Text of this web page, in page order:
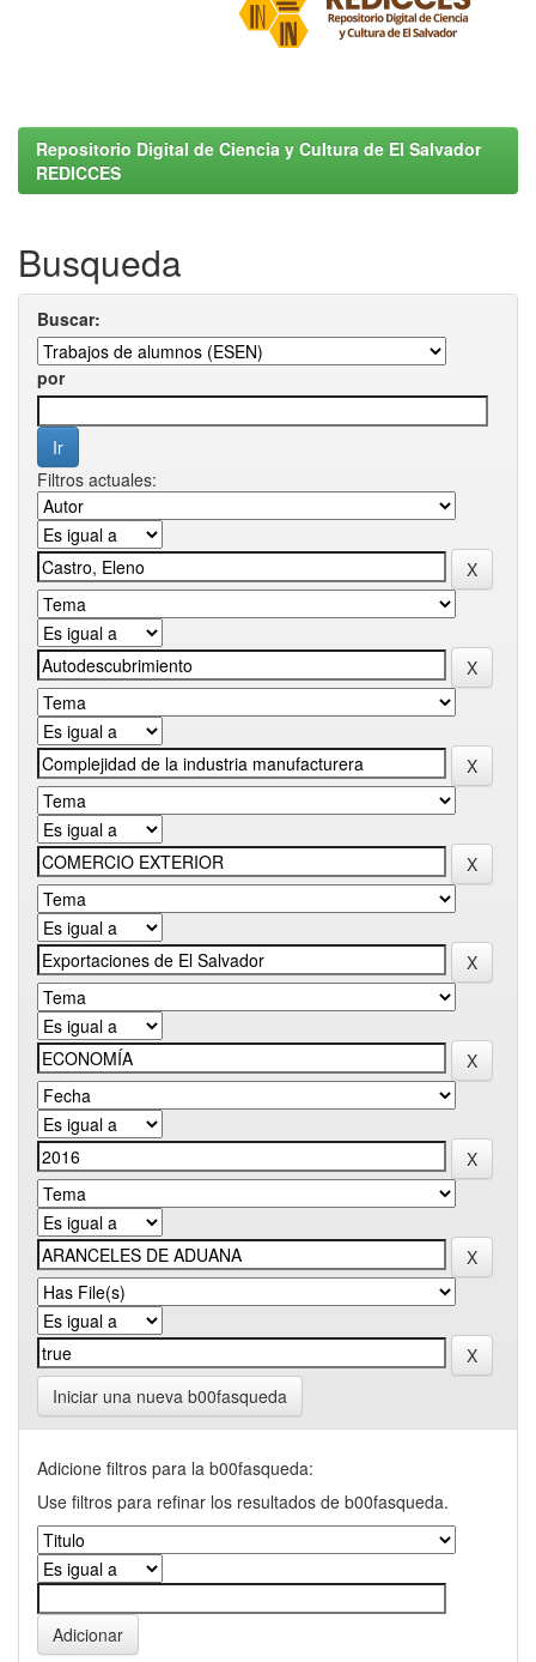
Repositorio Digital de Ciencia y Cultura de El Salvador
REDICCES
Busqueda
Buscar:
por
Filtros actuales:
Iniciar una nueva b00fasqueda
Adicione filtros para la b00fasqueda:
Use filtros para refinar los resultados de b00fasqueda.